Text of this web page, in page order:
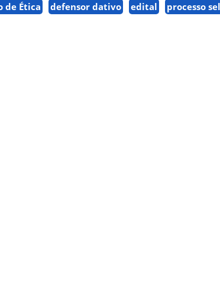
de Ética defensor dativo edital processo